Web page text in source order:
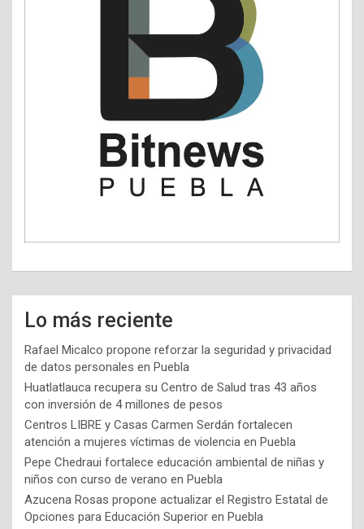
Lo más reciente
Rafael Micalco propone reforzar la seguridad y privacidad
de datos personales en Puebla
Huatlatlauca recupera su Centro de Salud tras 43 años
con inversión de 4 millones de pesos
Centros LIBRE y Casas Carmen Serdán fortalecen
atención a mujeres víctimas de violencia en Puebla
Pepe Chedraui fortalece educación ambiental de niñas y
niños con curso de verano en Puebla
Azucena Rosas propone actualizar el Registro Estatal de
Opciones para Educación Superior en Puebla